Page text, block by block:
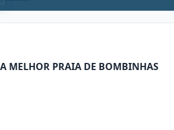
MELHOR PRAIA DE BOMBINHAS